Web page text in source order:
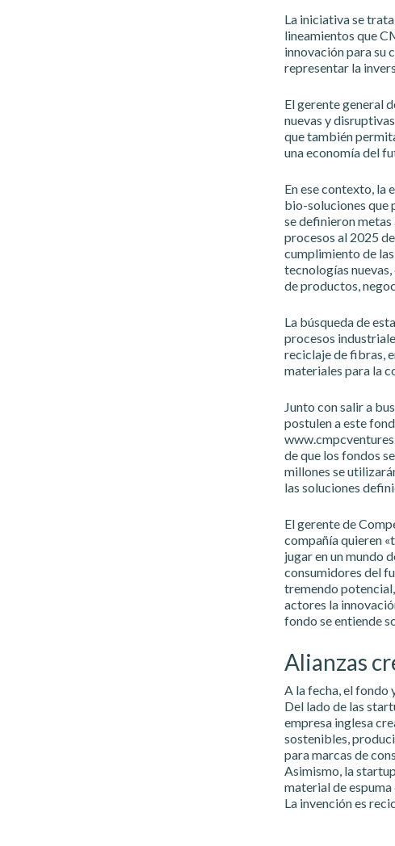
La iniciativa se
lineamientos que
innovación para su
representar la
El gerente general
nuevas y
que también
una economía del
En ese contexto, la
bio-soluciones que
se definieron metas
procesos al 2025
cumplimiento de
tecnologías
de productos,
La búsqueda de
procesos
reciclaje de fibras,
materiales para la
Junto con salir a
postulen a este
de que los fondos
millones se
las soluciones
El gerente de
compañía quieren
jugar en un mundo
consumidores del
tremendo
actores la
fondo se entiende
Alianzas
A la fecha, el fondo
Del lado de las
empresa inglesa
sostenibles,
para marcas de
Asimismo, la
material de
La invención es